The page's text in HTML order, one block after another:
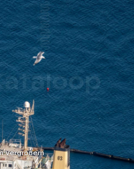
Vergrößern